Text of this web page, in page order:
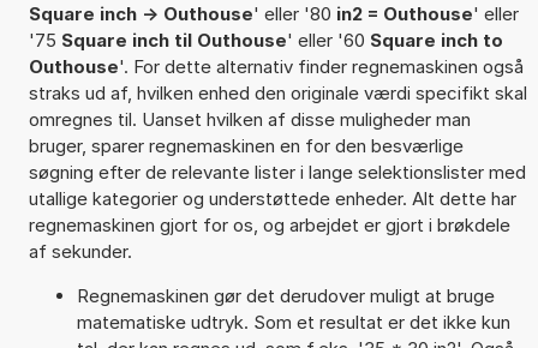
Square inch -> Outhouse' eller '80 in2 = Outhouse' eller
'75 Square inch til Outhouse' eller '60 Square inch to
Outhouse'. For dette alternativ finder regnemaskinen også
straks ud af, hvilken enhed den originale værdi specifikt skal
omregnes til. Uanset hvilken af disse muligheder man
bruger, sparer regnemaskinen en for den besværlige
søgning efter de relevante lister i lange selektionslister med
utallige kategorier og understøttede enheder. Alt dette har
regnemaskinen gjort for os, og arbejdet er gjort i brøkdele
af sekunder.
Regnemaskinen gør det derudover muligt at bruge
matematiske udtryk. Som et resultat er det ikke kun